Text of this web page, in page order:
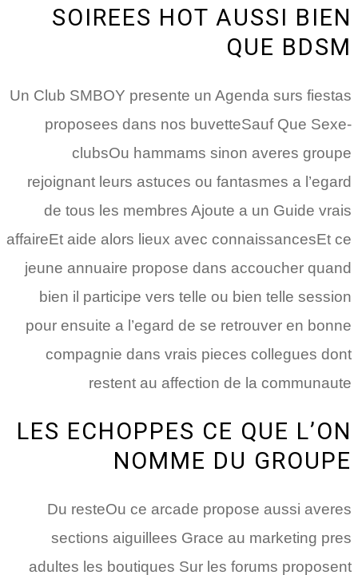
SOIREES HOT AUSSI BIEN
QUE BDSM
Un Club SMBOY presente un Agenda surs fiestas
proposees dans nos buvetteSauf Que Sexe-
clubsOu hammams sinon averes groupe
rejoignant leurs astuces ou fantasmes a l’egard
de tous les membres Ajoute a un Guide vrais
affaireEt aide alors lieux avec connaissancesEt ce
jeune annuaire propose dans accoucher quand
bien il participe vers telle ou bien telle session
pour ensuite a l’egard de se retrouver en bonne
compagnie dans vrais pieces collegues dont
restent au affection de la communaute
LES ECHOPPES CE QUE L’ON
NOMME DU GROUPE
Du resteOu ce arcade propose aussi averes
sections aiguillees Grace au marketing pres
adultes les boutiques Sur les forums proposent